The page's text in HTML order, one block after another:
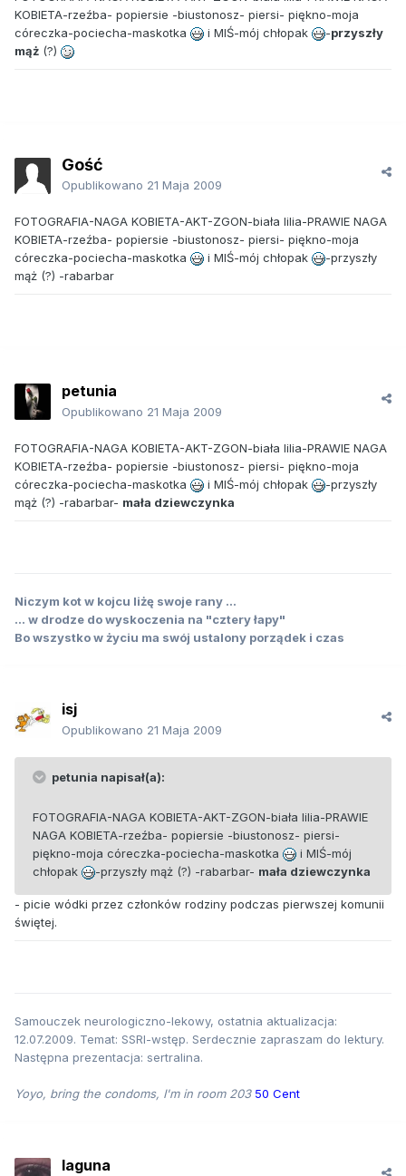
KOBIETA-rzeźba- popiersie -biustonosz- piersi- piękno-moja
córeczka-pociecha-maskotka
i MIŚ-mój chłopak -przyszły
mąż (?)
Gość
Opublikowano 21 Maja 2009
FOTOGRAFIA-NAGA KOBIETA-AKT-ZGON-biała lilia-PRAWIE NAGA
KOBIETA-rzeźba- popiersie -biustonosz- piersi- piękno-moja
córeczka-pociecha-maskotka
i MIŚ-mój chłopak
-przyszły
mąż (?) -rabarbar
petunia
Opublikowano 21 Maja 2009
FOTOGRAFIA-NAGA KOBIETA-AKT-ZGON-biała lilia-PRAWIE NAGA
KOBIETA-rzeźba- popiersie -biustonosz- piersi- piękno-moja
córeczka-pociecha-maskotka
i MIŚ-mój chłopak
-przyszły
mąż (?) -rabarbar- mała dziewczynka
Niczym kot w kojcu liżę swoje rany ...
... w drodze do wyskoczenia na "cztery łapy"
Bo wszystko w życiu ma swój ustalony porządek i czas
isj
Opublikowano 21 Maja 2009
petunia napisał(a):
FOTOGRAFIA-NAGA KOBIETA-AKT-ZGON-biała lilia-PRAWIE
NAGA KOBIETA-rzeźba- popiersie -biustonosz- piersi-
piękno-moja córeczka-pociecha-maskotka
i MIŚ-mój
chłopak
-przyszły mąż (?) -rabarbar- mała dziewczynka
- picie wódki przez członków rodziny podczas pierwszej komunii
świętej.
Samouczek neurologiczno-lekowy, ostatnia aktualizacja:
12.07.2009. Temat: SSRI-wstęp. Serdecznie zapraszam do lektury.
Następna prezentacja: sertralina.
Yoyo, bring the condoms, I'm in room 203 50 Cent
laguna